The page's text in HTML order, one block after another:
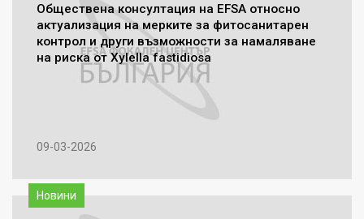
Обществена консултация на EFSA относно
актуализация на мерките за фитосанитарен
контрол и други възможности за намаляване
на риска от Xylella fastidiosa
09-03-2026
Новини